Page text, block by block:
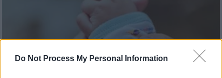
Do Not Process My Personal Information